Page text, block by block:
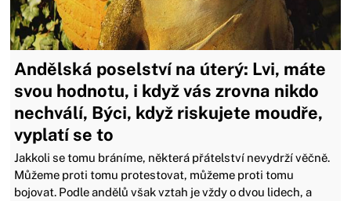
Andělská poselství na úterý: Lvi, máte
svou hodnotu, i když vás zrovna nikdo
nechválí, Býci, když riskujete moudře,
vyplatí se to
Jakkoli se tomu bráníme, některá přátelství nevydrží věčně.
Můžeme proti tomu protestovat, můžeme proti tomu
bojovat. Podle andělů však vztah je vždy o dvou lidech, a